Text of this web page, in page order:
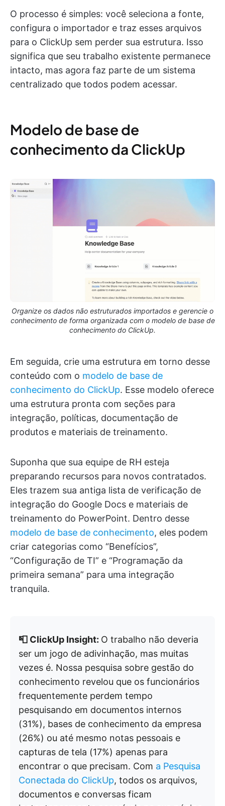
O processo é simples: você seleciona a fonte,
configura o importador e traz esses arquivos
para o ClickUp sem perder sua estrutura. Isso
significa que seu trabalho existente permanece
intacto, mas agora faz parte de um sistema
centralizado que todos podem acessar.
Modelo de base de
conhecimento da ClickUp
Organize os dados não estruturados importados e gerencie o
conhecimento de forma organizada com o modelo de base de
conhecimento do ClickUp.
Em seguida, crie uma estrutura em torno desse
conteúdo com o modelo de base de
conhecimento do ClickUp. Esse modelo oferece
uma estrutura pronta com seções para
integração, políticas, documentação de
produtos e materiais de treinamento.
Suponha que sua equipe de RH esteja
preparando recursos para novos contratados.
Eles trazem sua antiga lista de verificação de
integração do Google Docs e materiais de
treinamento do PowerPoint. Dentro desse
modelo de base de conhecimento, eles podem
criar categorias como “Benefícios”,
“Configuração de TI” e “Programação da
primeira semana” para uma integração
tranquila.
📮 ClickUp Insight: O trabalho não deveria
ser um jogo de adivinhação, mas muitas
vezes é. Nossa pesquisa sobre gestão do
conhecimento revelou que os funcionários
frequentemente perdem tempo
pesquisando em documentos internos
(31%), bases de conhecimento da empresa
(26%) ou até mesmo notas pessoais e
capturas de tela (17%) apenas para
encontrar o que precisam. Com a Pesquisa
Conectada do ClickUp, todos os arquivos,
documentos e conversas ficam